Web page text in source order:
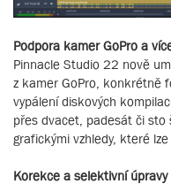
Podpora kamer GoPro a
Pinnacle Studio 22 nově
z kamer GoPro, konkrétně
vypálení diskových
přes dvacet, padesát či sto
grafickými vzhledy, které
Korekce a selektivní úpravy